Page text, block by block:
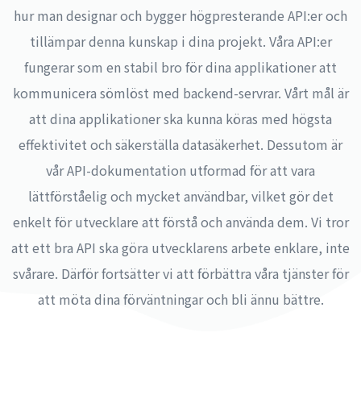
hur man designar och bygger högpresterande API:er och
tillämpar denna kunskap i dina projekt. Våra API:er
fungerar som en stabil bro för dina applikationer att
kommunicera sömlöst med backend-servrar. Vårt mål är
att dina applikationer ska kunna köras med högsta
effektivitet och säkerställa datasäkerhet. Dessutom är
vår API-dokumentation utformad för att vara
lättförståelig och mycket användbar, vilket gör det
enkelt för utvecklare att förstå och använda dem. Vi tror
att ett bra API ska göra utvecklarens arbete enklare, inte
svårare. Därför fortsätter vi att förbättra våra tjänster för
att möta dina förväntningar och bli ännu bättre.